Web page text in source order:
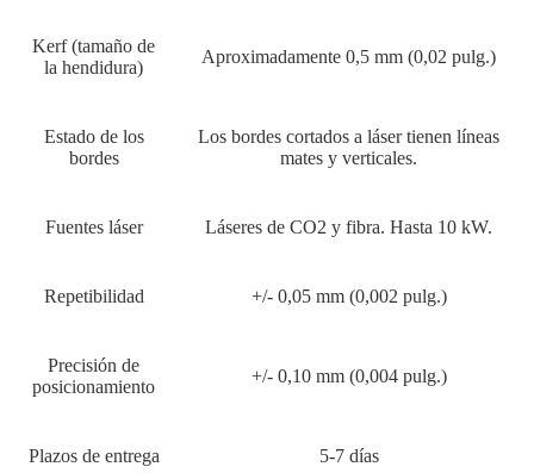
Kerf (tamaño de
la hendidura)
Aproximadamente 0,5 mm (0,02 pulg.)
Estado de los
bordes
Los bordes cortados a láser tienen líneas
mates y verticales.
Fuentes láser Láseres de CO2 y fibra. Hasta 10 kW.
Repetibilidad +/- 0,05 mm (0,002 pulg.)
Precisión de
posicionamiento
+/- 0,10 mm (0,004 pulg.)
Plazos de entrega 5-7 días